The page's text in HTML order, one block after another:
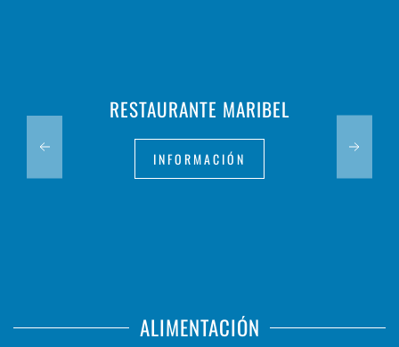
RESTAURANTE MARIBEL
INFORMACIÓN
ALIMENTACIÓN